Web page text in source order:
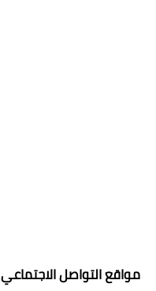
مواقع التواصل الاجتماعي